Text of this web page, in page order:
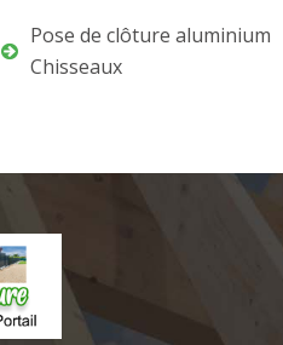
Pose de clôture aluminium
Chisseaux